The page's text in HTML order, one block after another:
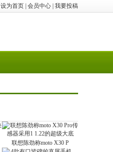
设为首页 会员中心 我要投稿
联想陈劲称moto X30 P